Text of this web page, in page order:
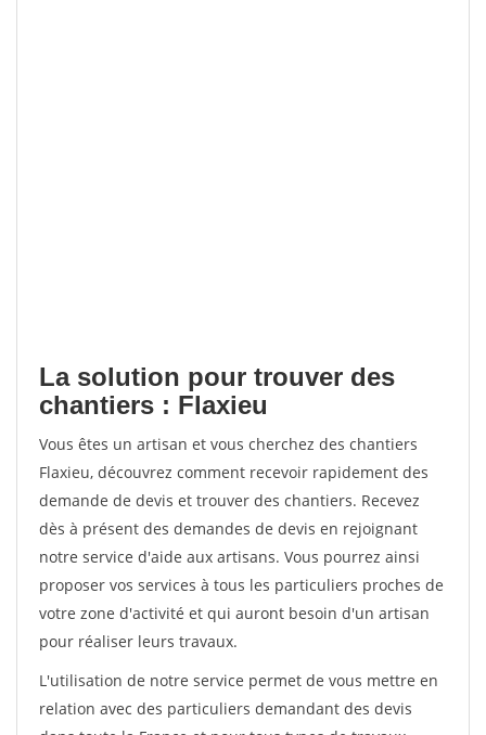
La solution pour trouver des
chantiers : Flaxieu
Vous êtes un artisan et vous cherchez des chantiers
Flaxieu, découvrez comment recevoir rapidement des
demande de devis et trouver des chantiers. Recevez
dès à présent des demandes de devis en rejoignant
notre service d'aide aux artisans. Vous pourrez ainsi
proposer vos services à tous les particuliers proches de
votre zone d'activité et qui auront besoin d'un artisan
pour réaliser leurs travaux.
L'utilisation de notre service permet de vous mettre en
relation avec des particuliers demandant des devis